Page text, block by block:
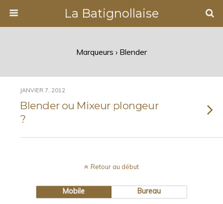
La Batignollaise
Marqueurs › Blender
JANVIER 7, 2012
Blender ou Mixeur plongeur
?
Retour au début
Mobile Bureau